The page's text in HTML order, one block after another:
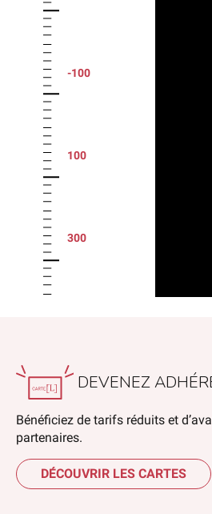
-100
100
300
DEVENEZ
Bénéficiez de tarifs réduits et
partenaires.
DÉCOUVRIR LES CARTES